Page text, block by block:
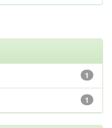
1
1